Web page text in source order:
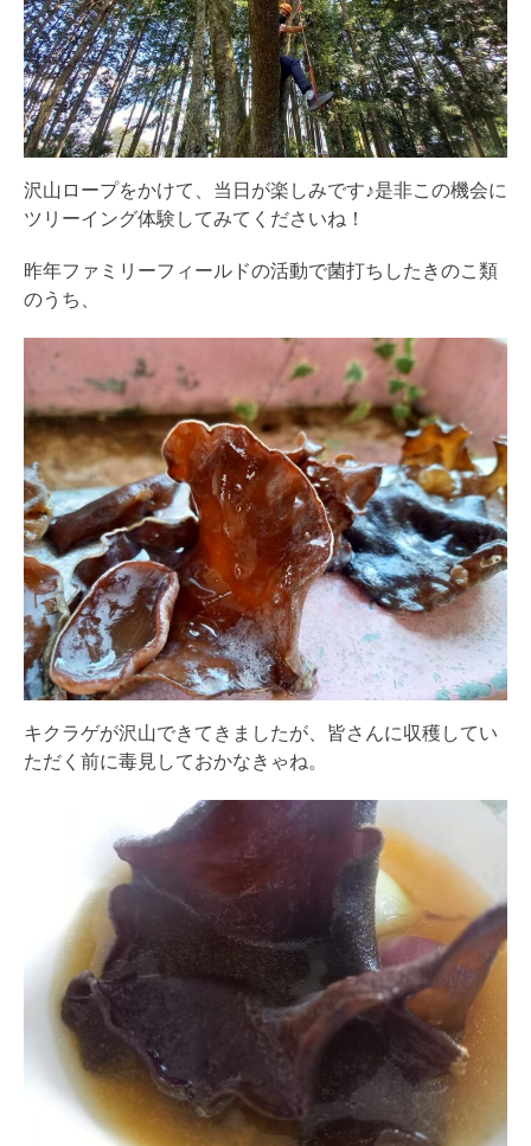
沢山ロープをかけて、当日が楽しみです♪是非この機会に
ツリーイング体験してみてくださいね！
昨年ファミリーフィールドの活動で菌打ちしたきのこ類
のうち、
キクラゲが沢山できてきましたが、皆さんに収穫してい
ただく前に毒見しておかなきゃね。